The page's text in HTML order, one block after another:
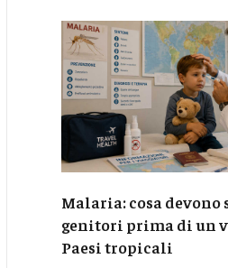
Malaria: cosa devono
genitori prima di un
Paesi tropicali